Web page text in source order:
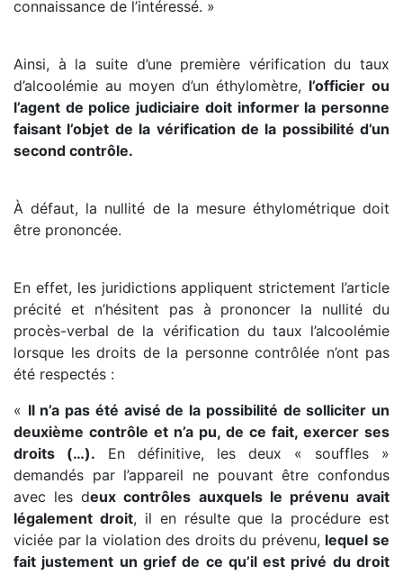
connaissance de l’intéressé. »
Ainsi, à la suite d’une première vérification du taux
d’alcoolémie au moyen d’un éthylomètre, l’officier ou
l’agent de police judiciaire doit informer la personne
faisant l’objet de la vérification de la possibilité d’un
second contrôle.
À défaut, la nullité de la mesure éthylométrique doit
être prononcée.
En effet, les juridictions appliquent strictement l’article
précité et n’hésitent pas à prononcer la nullité du
procès-verbal de la vérification du taux l’alcoolémie
lorsque les droits de la personne contrôlée n’ont pas
été respectés :
« Il n’a pas été avisé de la possibilité de solliciter un
deuxième contrôle et n’a pu, de ce fait, exercer ses
droits (…). En définitive, les deux « souffles »
demandés par l’appareil ne pouvant être confondus
avec les deux contrôles auxquels le prévenu avait
légalement droit, il en résulte que la procédure est
viciée par la violation des droits du prévenu, lequel se
fait justement un grief de ce qu’il est privé du droit